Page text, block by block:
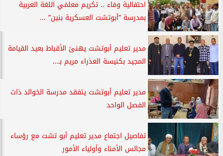
احتفالية وفاء .. تكريم معلمَي اللغة العربية
بمدرسة ”أبوتشت العسكرية بنين” ...
مدير تعليم أبوتشت يهنئ الأقباط بعيد القيامة
المجيد بكنيسة العذراء مريم بـ...
مدير تعليم أبوتشت يتفقد مدرسة الخوالد ذات
الفصل الواحد
تفاصيل اجتماع مدير تعليم أبو تشت مع رؤساء
مجالس الأمناء وأولياء الأمور